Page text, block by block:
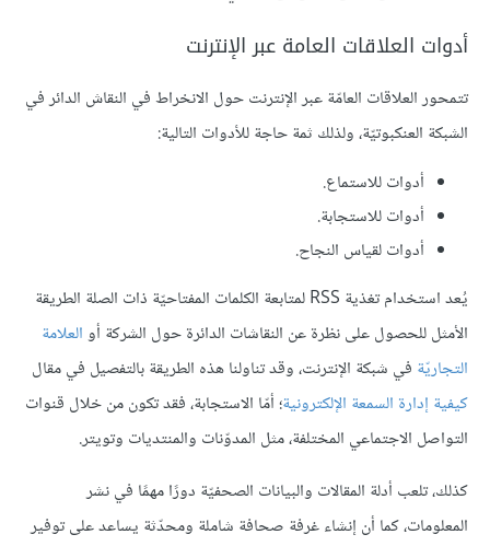
أدوات العلاقات العامة عبر الإنترنت
تتمحور العلاقات العامّة عبر الإنترنت حول الانخراط في النقاش الدائر في
الشبكة العنكبوتيّة، ولذلك ثمة حاجة للأدوات التالية:
أدوات للاستماع.
أدوات للاستجابة.
أدوات لقياس النجاح.
يُعد استخدام تغذية RSS لمتابعة الكلمات المفتاحيّة ذات الصلة الطريقة
الأمثل للحصول على نظرة عن النقاشات الدائرة حول الشركة أوالعلامة
التجاريّة في شبكة الإنترنت، وقد تناولنا هذه الطريقة بالتفصيل في مقال
كيفية إدارة السمعة الإلكترونية؛ أمّا الاستجابة، فقد تكون من خلال قنوات
التواصل الاجتماعي المختلفة، مثل المدوّنات والمنتديات وتويتر.
كذلك، تلعب أدلة المقالات والبيانات الصحفيّة دورًا مهمًا في نشر
المعلومات، كما أن إنشاء غرفة صحافة شاملة ومحدّثة يساعد على توفير